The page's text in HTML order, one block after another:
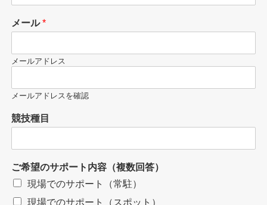
メール*
メールアドレス
メールアドレスを確認
競技種目
ご希望のサポート内容（複数回答）
現場でのサポート（常駐）
現場でのサポート（スポット）